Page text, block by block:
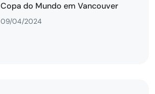
Copa do Mundo em Vancouver
09/04/2024